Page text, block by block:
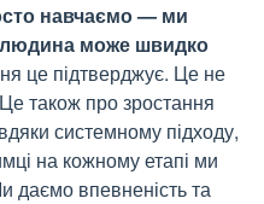
навчаємо — ми
може швидко
це підтверджує. Це не
також про зростання
системному підходу,
на кожному етапі ми
даємо впевненість та